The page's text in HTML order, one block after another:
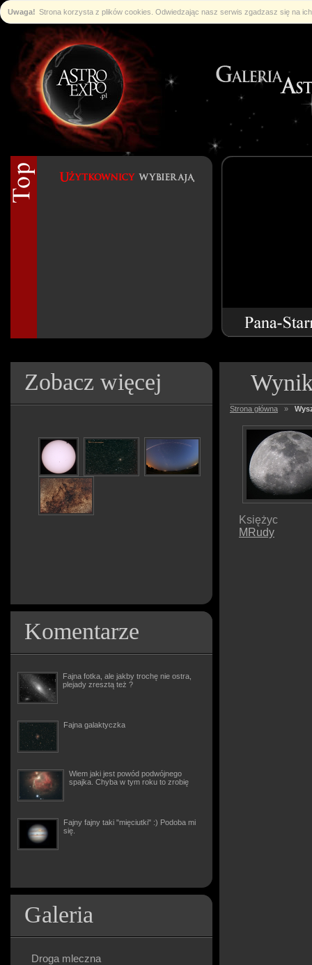
Uwaga! Strona korzysta z plików cookies. Odwiedzając nasz serwis zgadzasz się na
Zobacz więcej
Komentarze
Fajna fotka, ale jakby trochę nie ostra,
plejady zresztą też ?
Fajna galaktyczka
Wiem jaki jest powód podwójnego
spajka. Chyba w tym roku to zrobię
Fajny fajny taki "mięciutki" :) Podoba mi
się.
Galeria
Droga mleczna
Strona główna »
Księżyc
MRudy